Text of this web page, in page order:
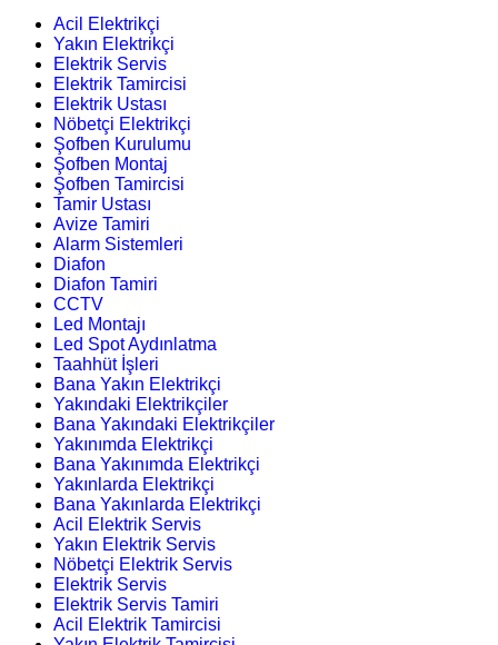
Acil Elektrikçi
Yakın Elektrikçi
Elektrik Servis
Elektrik Tamircisi
Elektrik Ustası
Nöbetçi Elektrikçi
Şofben Kurulumu
Şofben Montaj
Şofben Tamircisi
Tamir Ustası
Avize Tamiri
Alarm Sistemleri
Diafon
Diafon Tamiri
CCTV
Led Montajı
Led Spot Aydınlatma
Taahhüt İşleri
Bana Yakın Elektrikçi
Yakındaki Elektrikçiler
Bana Yakındaki Elektrikçiler
Yakınımda Elektrikçi
Bana Yakınımda Elektrikçi
Yakınlarda Elektrikçi
Bana Yakınlarda Elektrikçi
Acil Elektrik Servis
Yakın Elektrik Servis
Nöbetçi Elektrik Servis
Elektrik Servis
Elektrik Servis Tamiri
Acil Elektrik Tamircisi